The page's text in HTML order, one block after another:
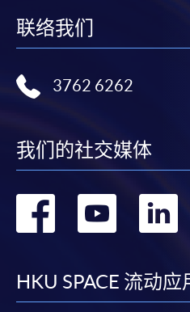
联络我们
3762 6262
我们的社交媒体
转 转
HKU SPACE 流动应